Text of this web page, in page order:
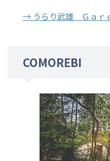
→ うらり武雄 Ｇａｒ
COMOREBI